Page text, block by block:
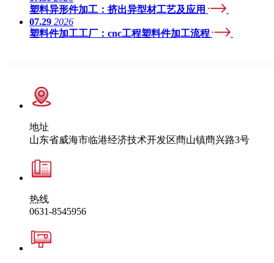
塑料异形件加工：挤出异型材工艺及应用
07.29 2026
塑料件加工工厂：cnc工程塑料件加工流程
地址
山东省威海市临港经济技术开发区蔄山镇蔄兴路3号
热线
0631-8545956